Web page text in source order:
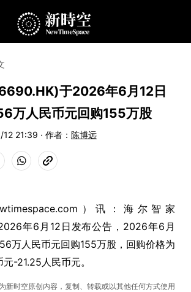
于2026年6月12日
万人民币元回购155万股
21:39 · 作者： 陈博远
）讯：海尔智家
年6月12日发布公告，2026年6月
万人民币元回购155万股，回购价格为
-21.25人民币元。
新时空原创内容，复制、转载或以其他任何方式使用